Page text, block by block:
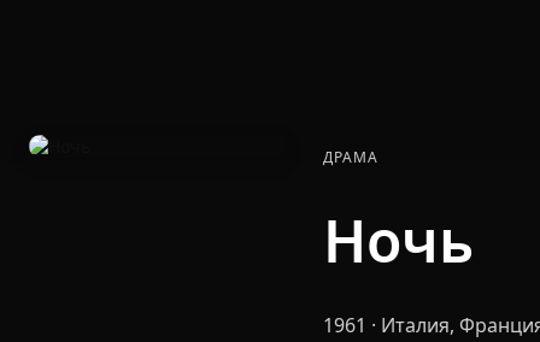
ДРАМА
Ночь
1961 · Италия,